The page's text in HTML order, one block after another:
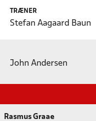
TRÆNER
Stefan Aagaard Baun
John Andersen
Rasmus Graae